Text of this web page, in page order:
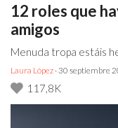
12 roles que
amigos
Menuda tropa estáis
Laura López · 30 septiembre
117,8K